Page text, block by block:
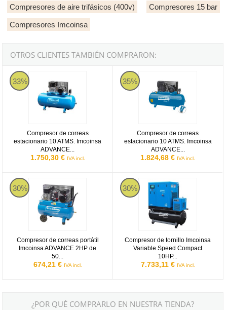
Compresores de aire trifásicos (400v) Compresores 15 bar
Compresores Imcoinsa
OTROS CLIENTES TAMBIÉN COMPRARON:
33%
Compresor de correas
estacionario 10 ATMS. Imcoinsa
ADVANCE...
1.750,30 € IVA incl.
Compresor de correas estacionario 10 ATMS. Imcoinsa
35%
Compresor de correas
estacionario 10 ATMS. Imcoinsa
ADVANCE...
1.824,68 € IVA incl.
Compresor de correas
30%
Compresor de correas portátil
Imcoinsa ADVANCE 2HP de
50...
674,21 € IVA incl.
Compresor de correas portátil Imcoinsa ADVANCE 2HP de 50 litros
30%
Compresor de tornillo Imcoinsa
Variable Speed Compact
10HP...
7.733,11 € IVA incl.
Compresor de tornillo Imcoinsa
¿POR QUÉ COMPRARLO EN NUESTRA TIENDA?